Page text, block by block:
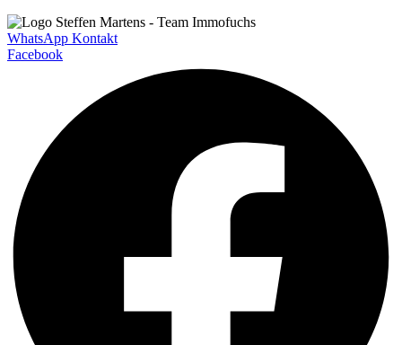
WhatsApp Kontakt
Facebook